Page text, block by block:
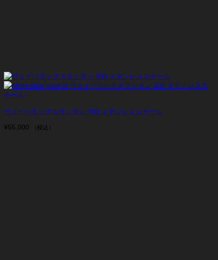
ヴェイパラックスランタン 300 ステンレススチール
¥55,000 （税込）